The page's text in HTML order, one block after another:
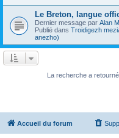
Le Breton, langue
Dernier message par Alan
Publié dans Troidigezh
anezho)
La recherche a
Accueil du forum